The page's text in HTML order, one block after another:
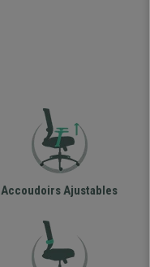
Accoudoirs Ajustables